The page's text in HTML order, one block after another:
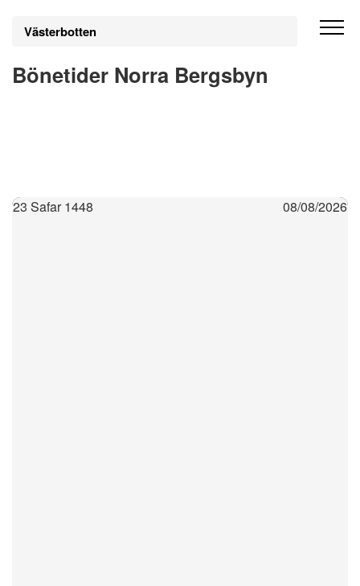
Västerbotten
Bönetider Norra Bergsbyn
23 Safar 1448 08/08/2026